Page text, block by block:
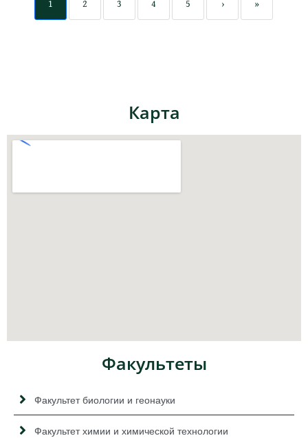
1 2 3 4 5 › »
Карта
Факультеты
Факультет биологии и геонауки
Факультет химии и химической технологии